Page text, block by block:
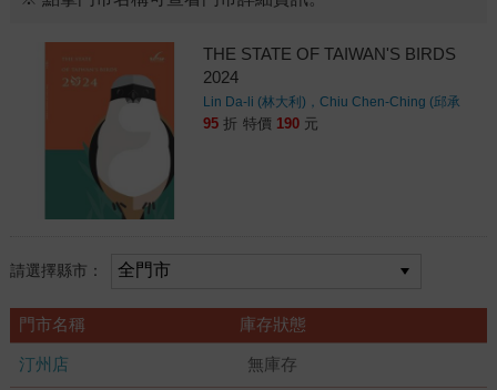
THE STATE OF TAIWAN'S BIRDS
2024
Lin Da-li (林大利)，Chiu Chen-Ching (邱承
慶)，Scott Pursner (潘森識)
95 折 特價 190 元
請選擇縣市：
門市名稱 庫存狀態
汀州店 無庫存